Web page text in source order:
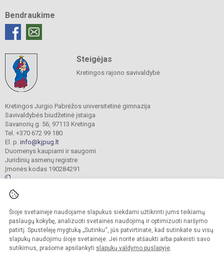
Šioje svetainėje naudojame slapukus siekdami užtikrinti jums teikiamų
paslaugų kokybę, analizuoti svetainės naudojimą ir optimizuoti naršymo
patirtį. Spustelėję mygtuką „Sutinku“, jūs patvirtinate, kad sutinkate su visų
slapukų naudojimu šioje svetainėje. Jei norite atšaukti arba pakeisti savo
sutikimus, prašome apsilankyti slapukų valdymo puslapyje.
Bendraukime
Steigėjas
Kretingos rajono savivaldybė
Kretingos Jurgio Pabrėžos universitetinė gimnazija
Savivaldybės biudžetinė įstaiga
Savanorių g. 56, 97113 Kretinga
Tel. +370 672 99 180
El. p. info@kjpug.lt
Duomenys kaupiami ir saugomi
Juridinių asmenų registre
Įmonės kodas 190284291
saugomos.
Kopijuoti turinį be raštiško gimnazijos sutikimo griežtai draudžiama.
Versija neįgaliesiems Slapukų valdymas
Sumanus būdas atnaujinti